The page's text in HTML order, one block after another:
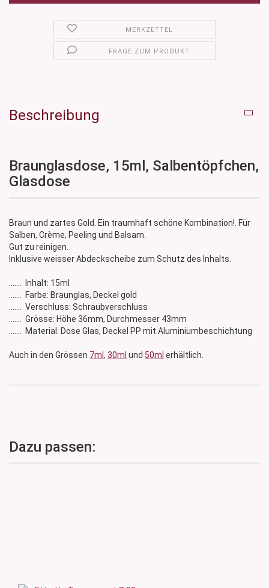
MERKZETTEL
FRAGE ZUM PRODUKT
Beschreibung
Braunglasdose, 15ml, Salbentöpfchen,
Glasdose
Braun und zartes Gold. Ein traumhaft schöne Kombination!. Für
Salben, Crème, Peeling und Balsam.
Gut zu reinigen.
Inklusive weisser Abdeckscheibe zum Schutz des Inhalts.
....... Inhalt: 15ml
....... Farbe: Braunglas, Deckel gold
....... Verschluss: Schraubverschluss
....... Grösse: Höhe 36mm, Durchmesser 43mm
....... Material: Dose Glas, Deckel PP mit Aluminiumbeschichtung
Auch in den Grössen 7ml , 30ml und 50ml erhältlich.
Dazu passen: